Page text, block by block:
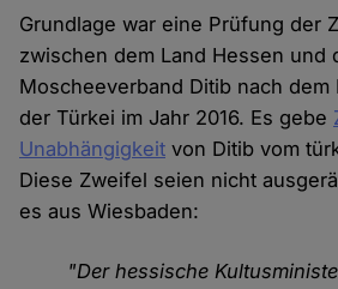
Grundlage war eine Prüfung der
zwischen dem Land Hessen und
Moscheeverband Ditib nach dem
der Türkei im Jahr 2016. Es gebe
Unabhängigkeit von Ditib vom
Diese Zweifel seien nicht
es aus Wiesbaden:
"Der hessische